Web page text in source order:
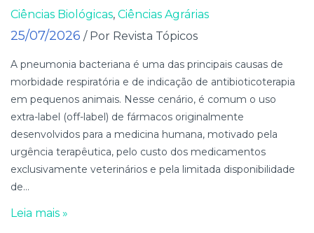
Ciências Biológicas, Ciências Agrárias
25/07/2026 / Por Revista Tópicos
A pneumonia bacteriana é uma das principais causas de
morbidade respiratória e de indicação de antibioticoterapia
em pequenos animais. Nesse cenário, é comum o uso
extra-label (off-label) de fármacos originalmente
desenvolvidos para a medicina humana, motivado pela
urgência terapêutica, pelo custo dos medicamentos
exclusivamente veterinários e pela limitada disponibilidade
de...
Leia mais »